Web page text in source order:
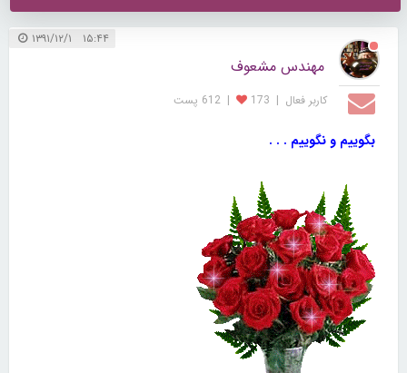
۱۵:۴۴ ۱۳۹۱/۱۲/۱
مهندس مشعوف
کاربر فعال |
173
| 612 پست
بگوییم و نگوییم . . .